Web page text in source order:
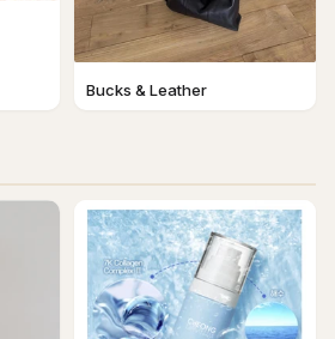
Bucks & Leather